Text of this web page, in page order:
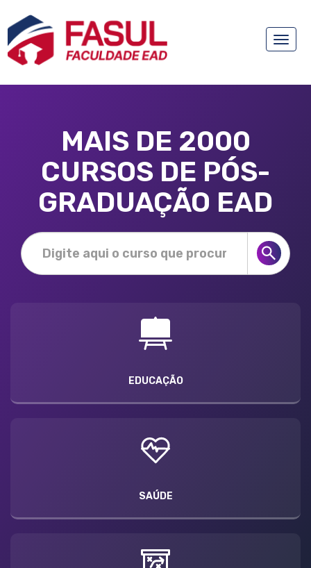
Toggle
MAIS DE 2000
CURSOS DE PÓS-
GRADUAÇÃO EAD
EDUCAÇÃO
SAÚDE